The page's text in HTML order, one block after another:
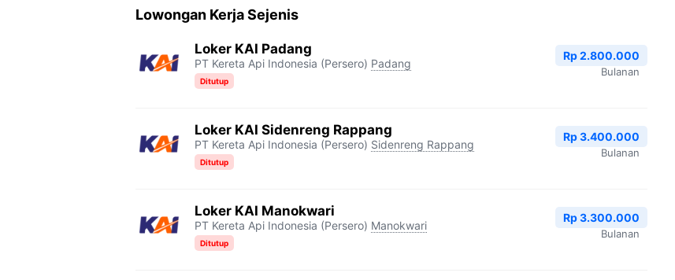
c
b
i
t
l
g
r
m
a
s
A
p
p
L
k
Lowongan Kerja Sejenis
Loker KAI Padang
PT Kereta Api Indonesia (Persero) Padang
Ditutup
Rp 2.800.000
Bulanan
Loker KAI Sidenreng Rappang
PT Kereta Api Indonesia (Persero) Sidenreng Rappang
Ditutup
Rp 3.400.000
Bulanan
Loker KAI Manokwari
PT Kereta Api Indonesia (Persero) Manokwari
Ditutup
Rp 3.300.000
Bulanan